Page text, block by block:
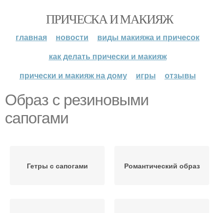
ПРИЧЕСКА И МАКИЯЖ
главная новости
виды макияжа и причесок
как делать прически и макияж
прически и макияж на дому
игры отзывы
Образ с резиновыми
сапогами
Гетры с сапогами Романтический образ